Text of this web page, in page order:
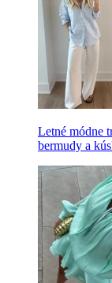
Letné módne
bermudy a